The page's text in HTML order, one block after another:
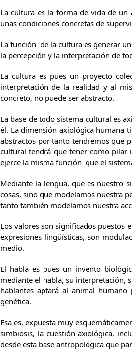
La cultura es la forma de vida de
unas condiciones concretas de
La función de la cultura es generar
la percepción y la interpretación de
La cultura es pues un proyecto
interpretación de la realidad y al
concreto, no puede ser abstracto.
La base de todo sistema cultural es
él. La dimensión axiológica humana
abstractos por tanto tendremos que
cultural tendrá que tener como pilar
ejerce la misma función que el
Mediante la lengua, que es nuestro
cosas, sino que modelamos nuestra
tanto también modelamos nuestra
Los valores son significados puestos
expresiones lingüísticas, son
medio.
El habla es pues un invento
mediante el habla, su interpretación,
hablantes aptará al animal
genética.
Esa es, expuesta muy
simbiosis, la cuestión axiológica,
desde esta base antropológica que